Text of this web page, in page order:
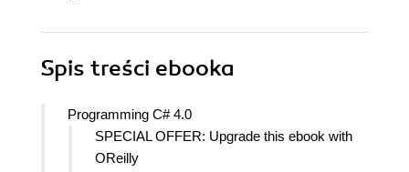
Spis treści ebooka
Programming C# 4.0
SPECIAL OFFER: Upgrade this ebook with
OReilly